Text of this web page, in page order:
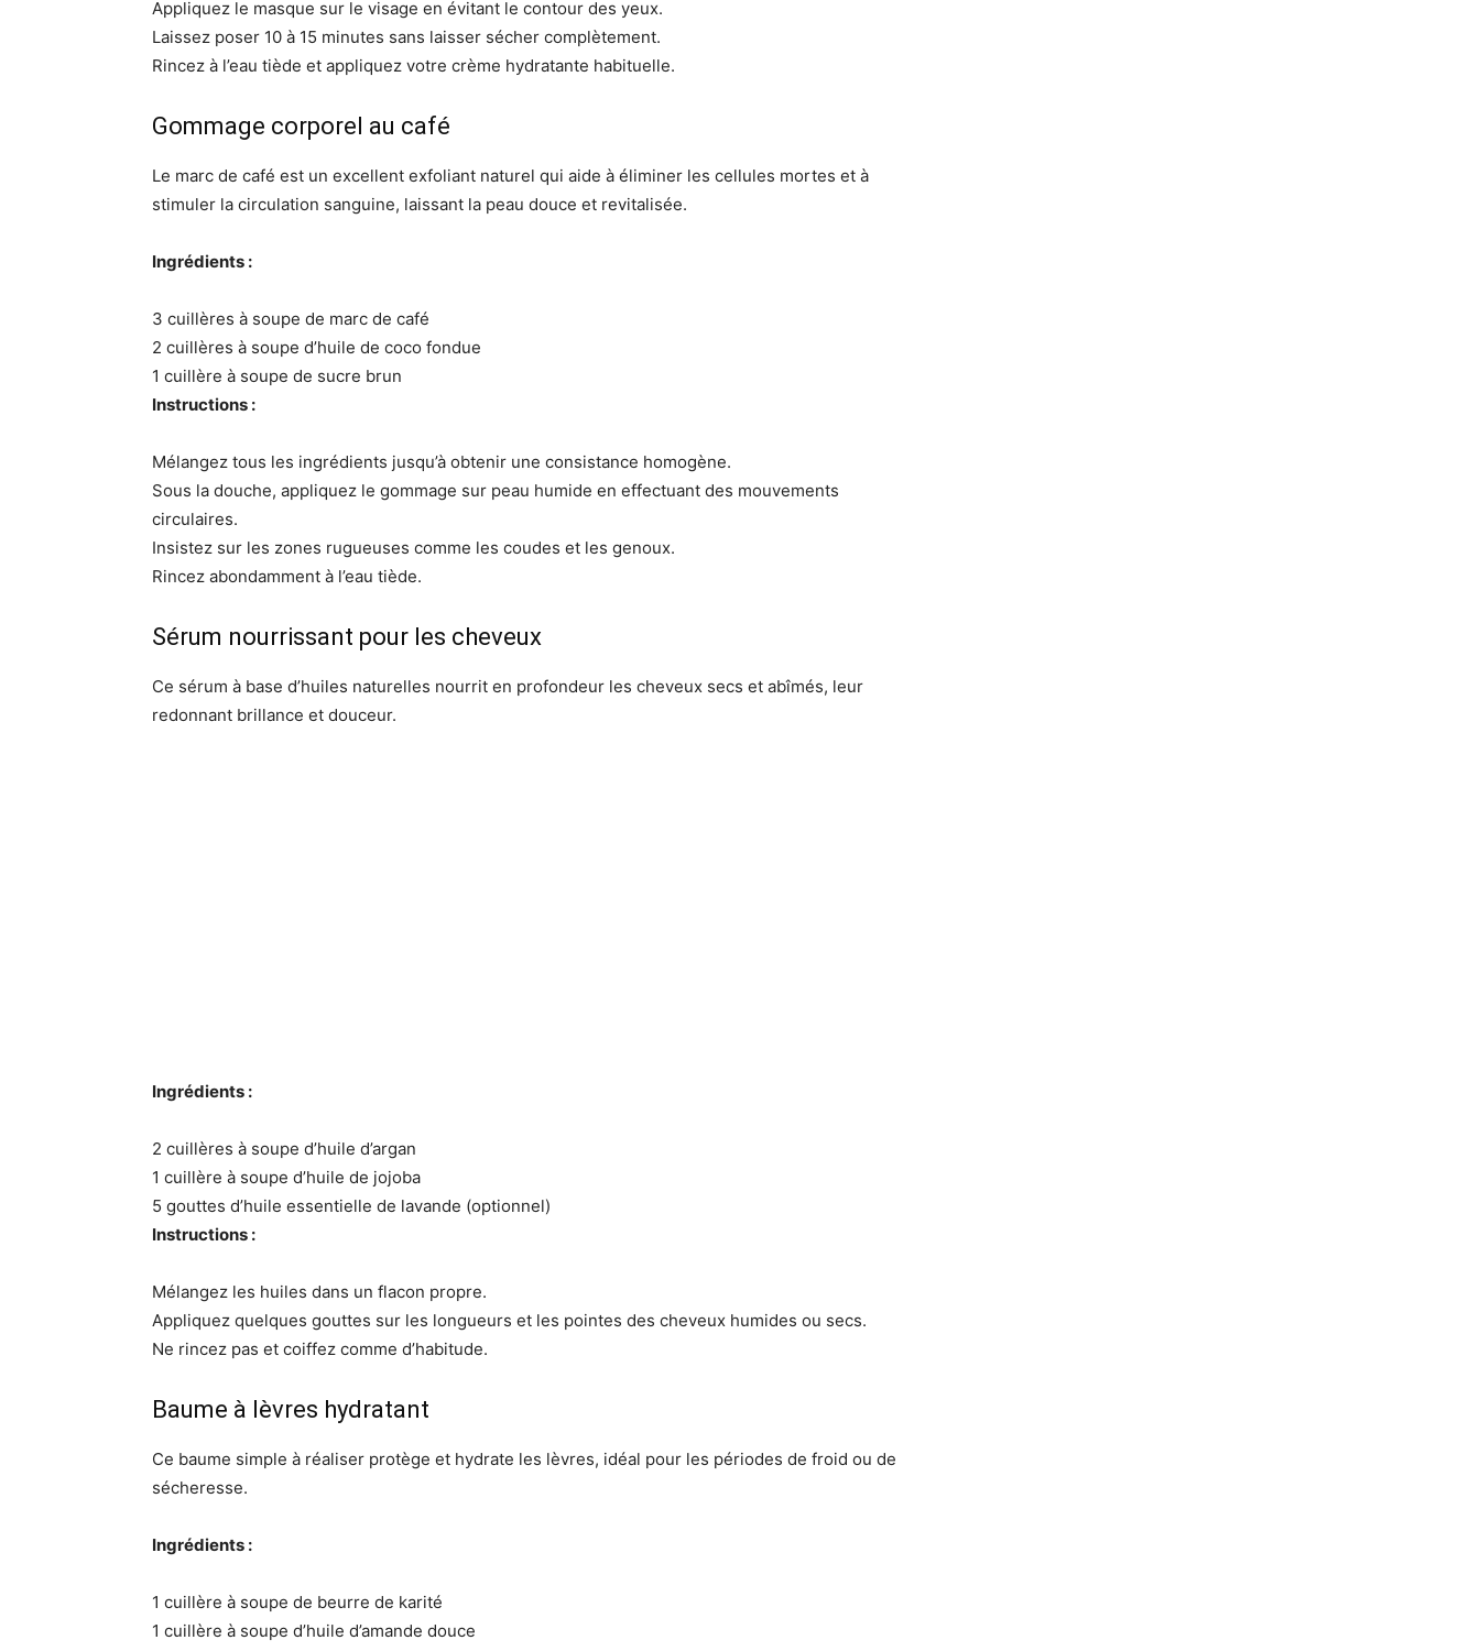
Appliquez le masque sur le visage en évitant le contour des yeux.
Laissez poser 10 à 15 minutes sans laisser sécher complètement.
Rincez à l’eau tiède et appliquez votre crème hydratante habituelle.
Gommage corporel au café
Le marc de café est un excellent exfoliant naturel qui aide à éliminer les cellules mortes et à
stimuler la circulation sanguine, laissant la peau douce et revitalisée.
Ingrédients :
3 cuillères à soupe de marc de café
2 cuillères à soupe d’huile de coco fondue
1 cuillère à soupe de sucre brun
Instructions :
Mélangez tous les ingrédients jusqu’à obtenir une consistance homogène.
Sous la douche, appliquez le gommage sur peau humide en effectuant des mouvements
circulaires.
Insistez sur les zones rugueuses comme les coudes et les genoux.
Rincez abondamment à l’eau tiède.
Sérum nourrissant pour les cheveux
Ce sérum à base d’huiles naturelles nourrit en profondeur les cheveux secs et abîmés, leur
redonnant brillance et douceur.
Ingrédients :
2 cuillères à soupe d’huile d’argan
1 cuillère à soupe d’huile de jojoba
5 gouttes d’huile essentielle de lavande (optionnel)
Instructions :
Mélangez les huiles dans un flacon propre.
Appliquez quelques gouttes sur les longueurs et les pointes des cheveux humides ou secs.
Ne rincez pas et coiffez comme d’habitude.
Baume à lèvres hydratant
Ce baume simple à réaliser protège et hydrate les lèvres, idéal pour les périodes de froid ou de
sécheresse.
Ingrédients :
1 cuillère à soupe de beurre de karité
1 cuillère à soupe d’huile d’amande douce